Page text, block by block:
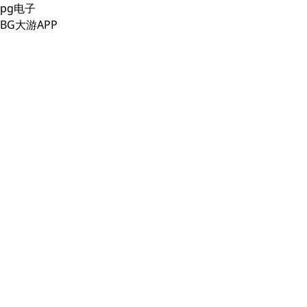
pg电子
BG大游APP